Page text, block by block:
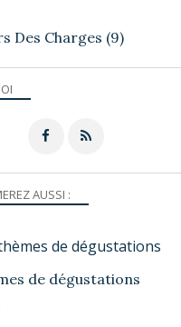
AUSSI :
de dégustations
Des Charges (9)